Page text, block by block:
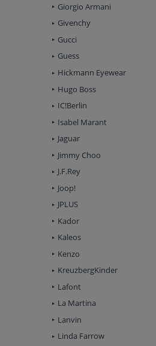
Giorgio Armani
Givenchy
Gucci
Guess
Hickmann Eyewear
Hugo Boss
IC!Berlin
Isabel Marant
Jaguar
Jimmy Choo
J.F.Rey
Joop!
JPLUS
Kador
Kaleos
Kenzo
KreuzbergKinder
Lafont
La Martina
Lanvin
Linda Farrow